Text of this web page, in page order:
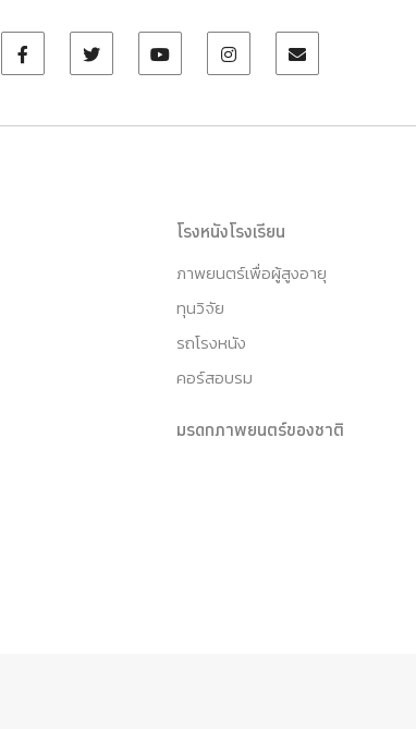
โรงหนังโรงเรียน
ภาพยนตร์เพื่อผู้สูงอายุ
ทุนวิจัย
รถโรงหนัง
คอร์สอบรม
มรดกภาพยนตร์ของชาติ